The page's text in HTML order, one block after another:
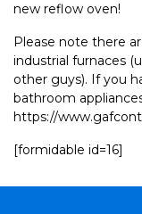
new reflow oven!
Please note there
industrial furnaces
other guys). If you
bathroom
https://
[formidable id=16]